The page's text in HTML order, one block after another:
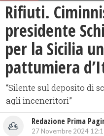
Rifiuti.
presidente
per la Sicilia
pattumiera
“Silente sul deposito di
agli inceneritori”
Redazione Prima
27 Novembre 2024